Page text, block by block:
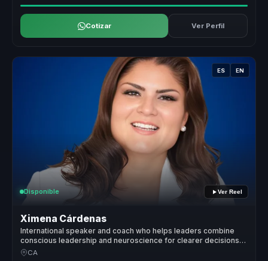
Cotizar Ver Perfil
ES EN
Disponible Ver Reel
Ximena Cárdenas
International speaker and coach who helps leaders combine
conscious leadership and neuroscience for clearer decisions
and sustainable performance.
CA